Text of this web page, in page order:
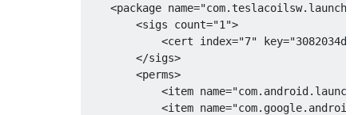
<package
        <sigs count="1">
<cert index="7"
        </sigs>
        <perms>
<item
<item